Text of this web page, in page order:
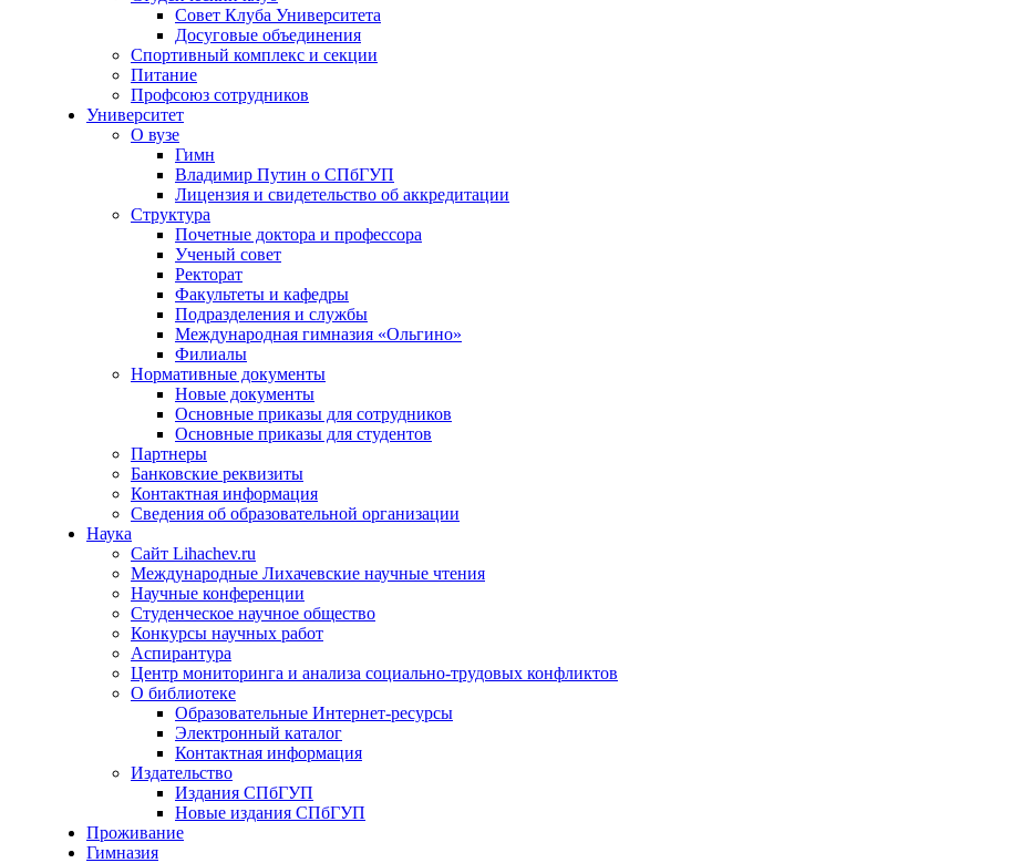
Совет Клуба Университета
Досуговые объединения
Спортивный комплекс и секции
Питание
Профсоюз сотрудников
Университет
О вузе
Гимн
Владимир Путин о СПбГУП
Лицензия и свидетельство об аккредитации
Структура
Почетные доктора и профессора
Ученый совет
Ректорат
Факультеты и кафедры
Подразделения и службы
Международная гимназия «Ольгино»
Филиалы
Нормативные документы
Новые документы
Основные приказы для сотрудников
Основные приказы для студентов
Партнеры
Банковские реквизиты
Контактная информация
Сведения об образовательной организации
Наука
Сайт Lihachev.ru
Международные Лихачевские научные чтения
Научные конференции
Студенческое научное общество
Конкурсы научных работ
Аспирантура
Центр мониторинга и анализа социально-трудовых конфликтов
О библиотеке
Образовательные Интернет-ресурсы
Электронный каталог
Контактная информация
Издательство
Издания СПбГУП
Новые издания СПбГУП
Проживание
Гимназия